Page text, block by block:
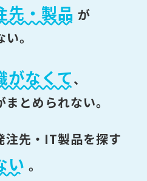
先・製品 が
。
がなくて、
とめられない。
注先・IT製品を探す
い 。